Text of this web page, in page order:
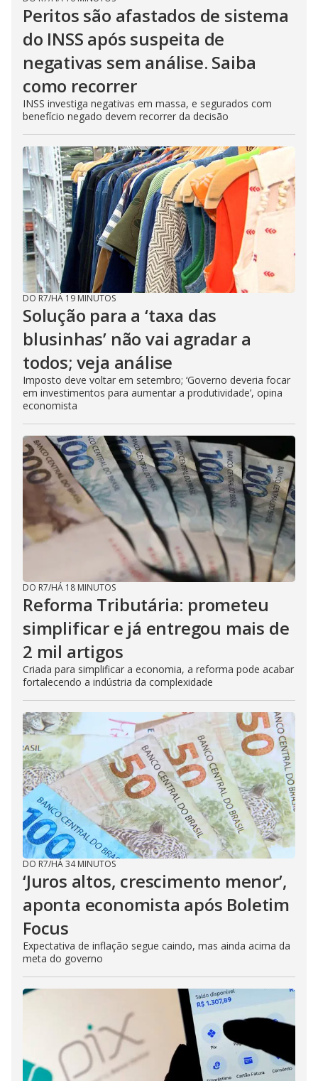
Peritos são afastados de sistema
do INSS após suspeita de
negativas sem análise. Saiba
como recorrer
INSS investiga negativas em massa, e segurados com
benefício negado devem recorrer da decisão
DO R7/HÁ 19 MINUTOS
Solução para a ‘taxa das
blusinhas’ não vai agradar a
todos; veja análise
Imposto deve voltar em setembro; ‘Governo deveria focar
em investimentos para aumentar a produtividade’, opina
economista
DO R7/HÁ 18 MINUTOS
Reforma Tributária: prometeu
simplificar e já entregou mais de
2 mil artigos
Criada para simplificar a economia, a reforma pode acabar
fortalecendo a indústria da complexidade
DO R7/HÁ 34 MINUTOS
‘Juros altos, crescimento menor’,
aponta economista após Boletim
Focus
Expectativa de inflação segue caindo, mas ainda acima da
meta do governo